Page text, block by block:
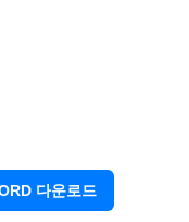
다운로드